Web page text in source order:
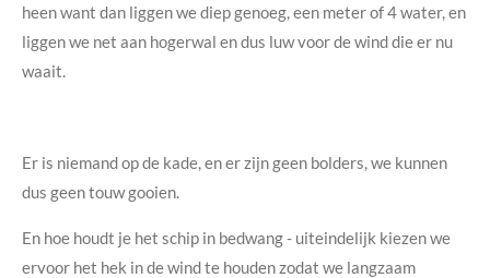
heen want dan liggen we diep genoeg, een meter of 4 water, en
liggen we net aan hogerwal en dus luw voor de wind die er nu
waait.
Er is niemand op de kade, en er zijn geen bolders, we kunnen
dus geen touw gooien.
En hoe houdt je het schip in bedwang - uiteindelijk kiezen we
ervoor het hek in de wind te houden zodat we langzaam